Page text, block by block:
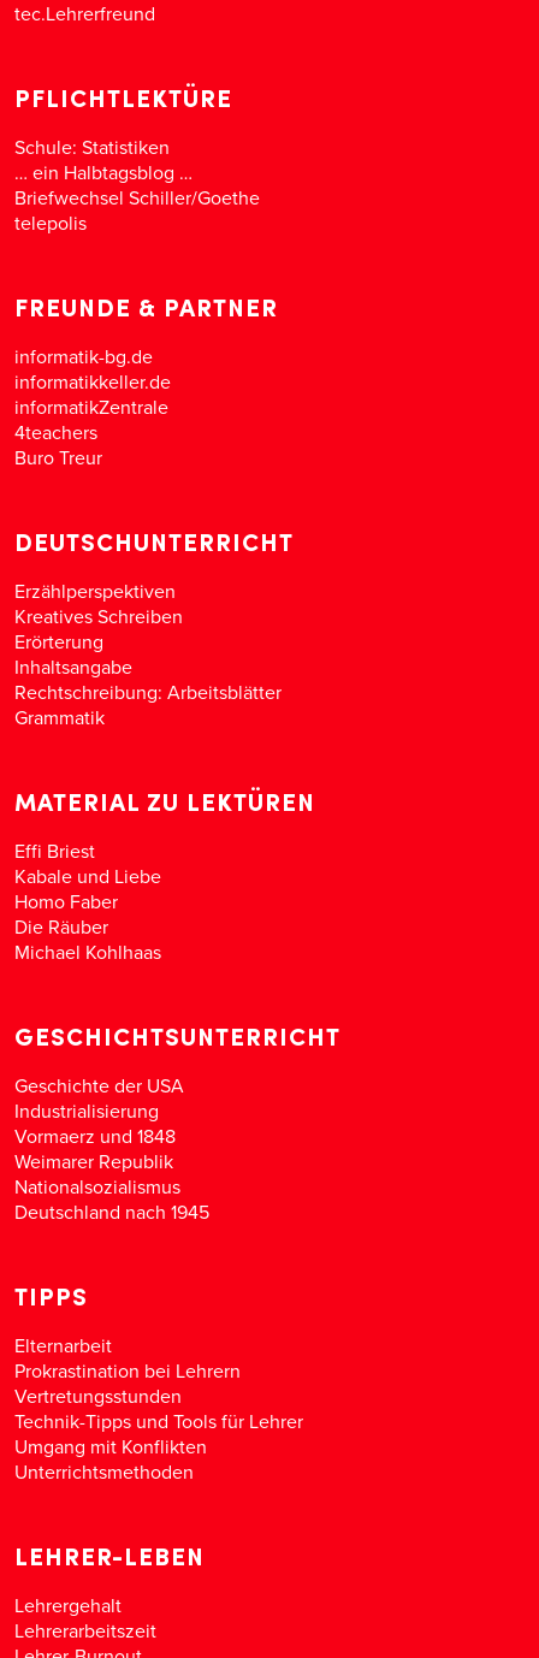
tec.Lehrerfreund
PFLICHTLEKTÜRE
Schule: Statistiken
… ein Halbtagsblog …
Briefwechsel Schiller/Goethe
telepolis
FREUNDE & PARTNER
informatik-bg.de
informatikkeller.de
informatikZentrale
4teachers
Buro Treur
DEUTSCHUNTERRICHT
Erzählperspektiven
Kreatives Schreiben
Erörterung
Inhaltsangabe
Rechtschreibung: Arbeitsblätter
Grammatik
MATERIAL ZU LEKTÜREN
Effi Briest
Kabale und Liebe
Homo Faber
Die Räuber
Michael Kohlhaas
GESCHICHTSUNTERRICHT
Geschichte der USA
Industrialisierung
Vormaerz und 1848
Weimarer Republik
Nationalsozialismus
Deutschland nach 1945
TIPPS
Elternarbeit
Prokrastination bei Lehrern
Vertretungsstunden
Technik-Tipps und Tools für Lehrer
Umgang mit Konflikten
Unterrichtsmethoden
LEHRER-LEBEN
Lehrergehalt
Lehrerarbeitszeit